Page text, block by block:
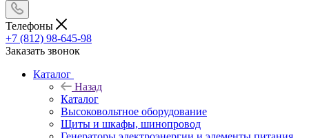
Телефоны
+7 (812) 98-645-98
Заказать звонок
Каталог
Назад
Каталог
Высоковольтное оборудование
Щиты и шкафы, шинопровод